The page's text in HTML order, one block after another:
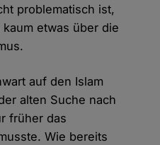
problematisch ist,
etwas über die
auf den Islam
alten Suche nach
früher das
Wie bereits